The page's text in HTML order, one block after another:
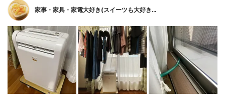
家事・家具・家電大好き(スイーツも大好き…